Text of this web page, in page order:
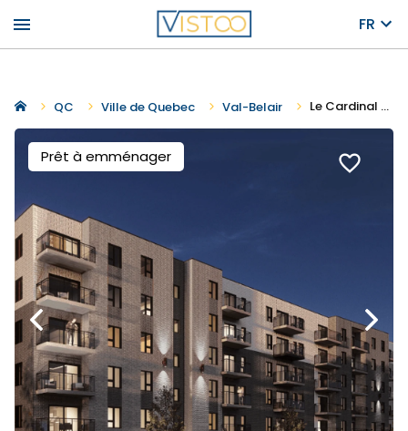
menu FR
QC Ville de Quebec Val-Belair Le Cardinal Sud
Prêt à emménager favorite_border